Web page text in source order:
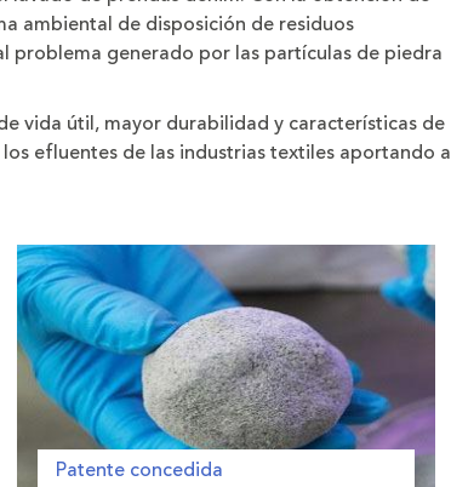
ambiental de disposición de residuos
problema generado por las partículas de piedra
vida útil, mayor durabilidad y características de
efluentes de las industrias textiles aportando a
Patente concedida